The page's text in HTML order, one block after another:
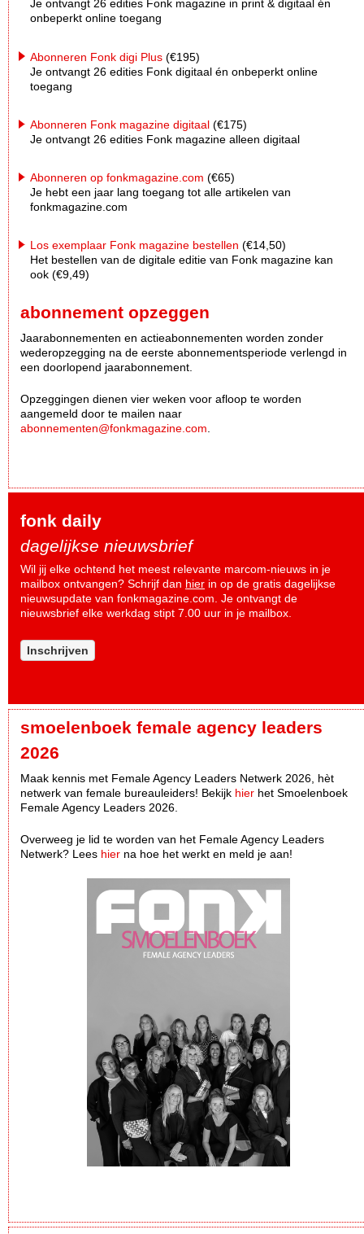
Je ontvangt 26 edities Fonk magazine in print & digitaal én
onbeperkt online toegang
Abonneren Fonk digi Plus (€195)
Je ontvangt 26 edities Fonk digitaal én onbeperkt online
toegang
Abonneren Fonk magazine digitaal (€175)
Je ontvangt 26 edities Fonk magazine alleen digitaal
Abonneren op fonkmagazine.com (€65)
Je hebt een jaar lang toegang tot alle artikelen van
fonkmagazine.com
Los exemplaar Fonk magazine bestellen (€14,50)
Het bestellen van de digitale editie van Fonk magazine kan
ook (€9,49)
abonnement opzeggen
Jaarabonnementen en actieabonnementen worden zonder
wederopzegging na de eerste abonnementsperiode verlengd in
een doorlopend jaarabonnement.
Opzeggingen dienen vier weken voor afloop te worden
aangemeld door te mailen naar
abonnementen@fonkmagazine.com.
fonk daily
dagelijkse nieuwsbrief
Wil jij elke ochtend het meest relevante marcom-nieuws in je
mailbox ontvangen? Schrijf dan hier in op de gratis dagelijkse
nieuwsupdate van fonkmagazine.com. Je ontvangt de
nieuwsbrief elke werkdag stipt 7.00 uur in je mailbox.
Inschrijven
smoelenboek female agency leaders
2026
Maak kennis met Female Agency Leaders Netwerk 2026, hèt
netwerk van female bureauleiders! Bekijk hier het Smoelenboek
Female Agency Leaders 2026.
Overweeg je lid te worden van het Female Agency Leaders
Netwerk? Lees hier na hoe het werkt en meld je aan!